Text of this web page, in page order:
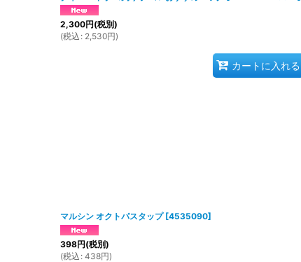
2,300円(税別)
(税込 : 2,530円)
カートに入れる
マルシン オクトパスタップ [4535090]
398円(税別)
(税込 : 438円)